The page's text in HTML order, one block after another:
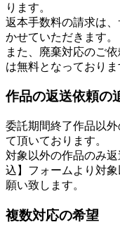
ります。
返本手数料の請求は
かせていただきます。
また、廃棄対応のご
は無料となっておりま
作品の返送依頼の
委託期間終了作品以
て頂いております。
対象以外の作品のみ
込】フォームより対
願い致します。
複数対応の希望